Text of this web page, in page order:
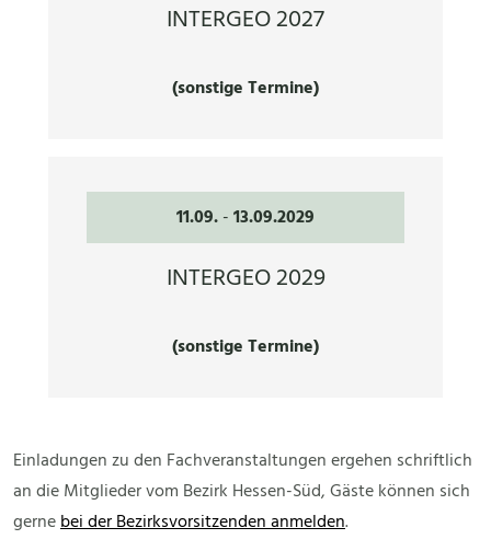
INTERGEO 2027
(sonstige Termine)
11.09.-13.09.2029
INTERGEO 2029
(sonstige Termine)
Einladungen zu den Fachveranstaltungen ergehen schriftlich
an die Mitglieder vom Bezirk Hessen-Süd, Gäste können sich
gernebei der Bezirksvorsitzenden anmelden.